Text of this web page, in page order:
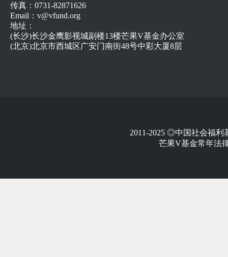
传真：0731-82871626
Email：v@vfund.org
地址：
(长沙)长沙金鹰影视城副楼13楼芒果V基金办公室
(北京)北京市西城区广安门南街48号中彩大厦8层
2011-2025 ◎中国社会福
芒果V基金常年法